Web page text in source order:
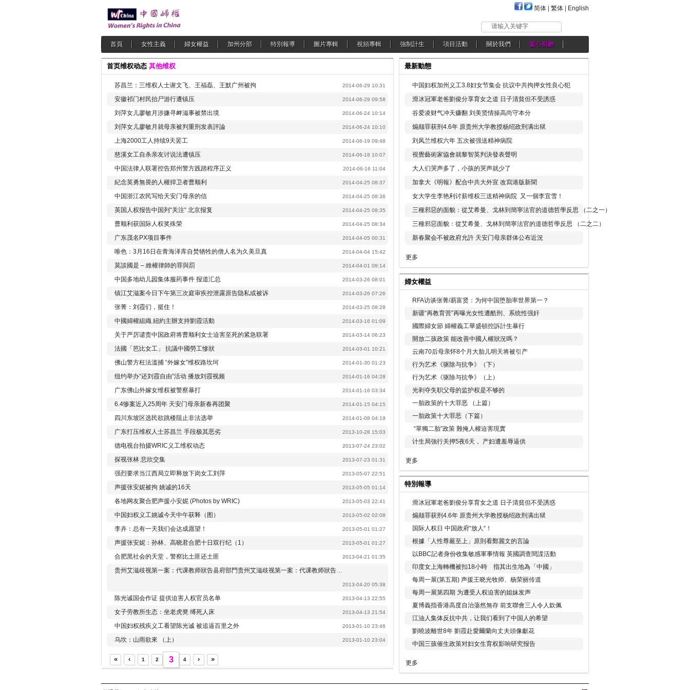
简体 繁体 English
请输入关键字
首頁 女性主義 婦女權益 加州分部 特別報導 圖片專輯 視頻專輯 強制計生 項目活動 關於我們 愛心捐贈
首页维权动态 其他维权
苏昌兰：三维权人士谢文飞、王福磊、王默广州被拘 2014-06-29 10:31
安徽祁门村民抬尸游行遭镇压 2014-06-29 09:58
刘萍女儿廖敏月涉嫌寻衅滋事被禁出境 2014-06-24 10:14
刘萍女儿廖敏月就母亲被判重刑发表評論 2014-06-24 10:10
上海2000工人持续9天罢工 2014-06-19 09:48
慈溪女工自杀亲友讨说法遭镇压 2014-06-18 10:07
中国法律人联署控告郑州警方践踏程序正义 2014-06-16 11:04
紀念英勇無畏的人權捍卫者曹顺利 2014-04-25 08:37
中国浙江农民写给天安门母亲的信 2014-04-25 08:36
英国人权报告中国列“关注“ 北京报复 2014-04-25 08:35
曹顺利获国际人权奖殊荣 2014-04-25 08:34
广东茂名PX项目事件 2014-04-05 00:31
唯色：3月16日在青海泽库自焚牺牲的僧人名为久美旦真 2014-04-04 15:42
莫談國是 – 維權律師的罪與罰 2014-04-01 08:14
中国多地幼儿园集体服药事件 报道汇总 2014-03-26 08:01
镇江艾滋案今日下午第三次庭审疾控泄露原告隐私或被诉 2014-03-26 07:26
张菁：刘霞们，挺住！ 2014-03-25 08:28
中國婦權組織 紐約主辦支持劉霞活動 2014-03-16 01:09
关于严厉谴责中国政府将曹顺利女士迫害至死的紧急联署 2014-03-14 06:23
法國「芭比女工」 抗議中國勞工慘狀 2014-03-01 10:21
佛山警方枉法滥捕 “外嫁女”维权路坎坷 2014-01-30 01:23
纽约举办“还刘霞自由”活动 播放刘霞视频 2014-01-16 04:28
广东佛山外嫁女维权被警察暴打 2014-01-16 03:34
6.4惨案近入25周年 天安门母亲新春再团聚 2014-01-15 04:15
四川东坡区选民欲跳楼阻止非法选举 2014-01-08 04:19
广东打压维权人士苏昌兰 手段极其恶劣 2013-10-28 15:03
德电视台拍摄WRIC义工维权动态 2013-07-24 23:02
探视张林 悲欣交集 2013-07-23 01:31
强烈要求当江西局立即释放下岗女工刘萍 2013-05-07 22:51
声援张安妮被拘 姚诚的16天 2013-05-05 01:14
各地网友聚合肥声援小安妮 (Photos by WRIC) 2013-05-03 22:41
中国妇权义工姚诚今天中午获释（图） 2013-05-02 02:08
李卉：总有一天我们会达成愿望！ 2013-05-01 01:27
声援张安妮：孙林、高晓君合肥十日双行纪（1） 2013-05-01 01:27
合肥黑社会的天堂，警察比土匪还土匪 2013-04-21 01:35
贵州艾滋歧视第一案：代课教师狀告县府部門贵州艾滋歧视第一案：代课教师狀告县府部門
2013-04-20 05:38
陈光诚国会作证 提供迫害人权官员名单 2013-04-13 22:55
女子劳教所生态：坐老虎凳 缚死人床 2013-04-13 21:54
中国妇权残疾义工看望陈光诚 被追逼百里之外 2013-01-10 23:46
乌坎：山雨欲來 （上） 2013-01-10 23:04
« ‹ 1 2 3 4 › »
最新動態
中国妇权加州义工3.8妇女节集会 抗议中共拘押女性良心犯
滑冰冠軍老爸劉俊分享育女之道 日子清貧但不受誘惑
谷爱凌财气冲天赚翻 刘美贤情操高尚守本分
煽颠罪获刑4.6年 原贵州大学教授杨绍政刑满出狱
刘凤兰维权六年 五次被强送精神病院
視覺藝術家協會就黎智英判決發表聲明
大人们哭声多了，小孩的哭声就少了
加拿大《明報》配合中共大外宣 改寫港版新聞
女大学生李艳利讨薪维权三送精神病院 又一個李宜雪！
三種邪惡的面貌：從艾希曼、戈林到簡寧法官的道德哲學反思 （二之一）
三種邪惡面貌：從艾希曼、戈林到簡寧法官的道德哲學反思 （二之二）
新春聚会不被政府允許 天安门母亲群体公布近況
更多
婦女權益
RFA访谈张菁/易富贤：为何中国堕胎率世界第一？
新疆“再教育营”再曝光女性遭酷刑、系统性强奸
國際婦女節 婦權義工華盛頓控訴計生暴行
開放二孩政策 能改善中國人權狀況嗎？
云南70后母亲怀8个月大胎儿明天将被引产
行为艺术《驱除与抗争》（下）
行为艺术《驱除与抗争》（上）
光剥夺失职父母的监护权是不够的
一胎政策的十大罪恶 （上篇）
一胎政策十大罪恶（下篇）
“單獨二胎”政策 難掩人權迫害現實
计生局強行关押5夜6天， 产妇遭羞辱逼供
更多
特別報導
滑冰冠軍老爸劉俊分享育女之道 日子清貧但不受誘惑
煽颠罪获刑4.6年 原贵州大学教授杨绍政刑满出狱
国际人权日 中国政府“放人“！
根據「人性尊嚴至上」原則看鄭麗文的言論
以BBC記者身份收集敏感軍事情報 英國調查間諜活動
印度女上海轉機被扣18小時 指其出生地為「中國」
每周一展(第五期) 声援王晓光牧师、杨荣丽传道
每周一展第四期 为遭受人权迫害的姐妹发声
夏博義指香港高度自治蕩然無存 前支聯會三人令人欽佩
江油人集体反抗中共，让我们看到了中国人的希望
劉曉波離世8年 劉霞赴愛爾蘭向丈夫頭像獻花
中国三孩催生政策对妇女生育权影响研究报告
更多